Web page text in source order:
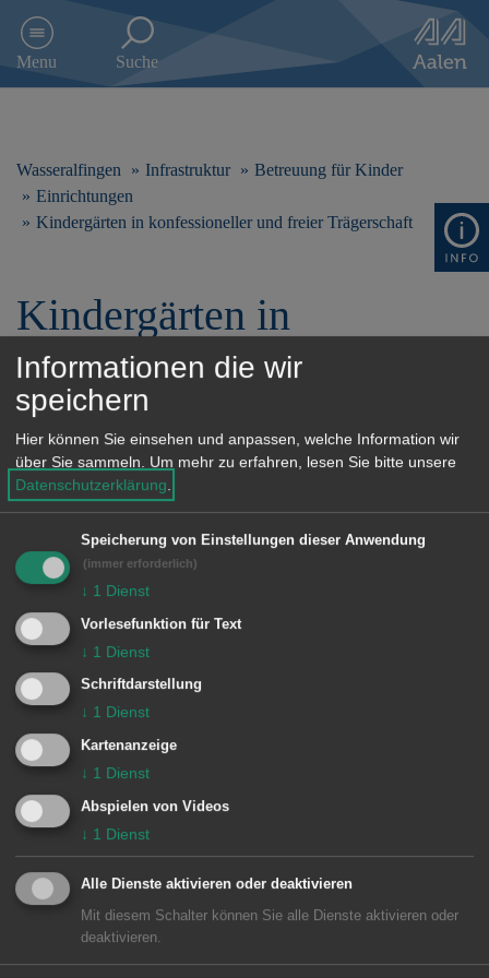
e
n
g
e
Menu Suche
Wasseralfingen Infrastruktur
Betreuung für Kinder
Einrichtungen
Kindergärten in konfessioneller und freier Trägerschaft
Kindergärten in
konfessioneller und freier
Trägerschaft
Alle 0-9
I-L M-P Q-U V-Z
Für die von Ihnen ausgewählten Filter
liegen leider keine Inhalte vor
Unsere Anschrift
Evangelischer Kindergarten Regenbogen
Wasseralfingen
Informationen die wir
speichern
Hier können Sie einsehen und anpassen, welche Information wir
über Sie sammeln.
Um mehr zu erfahren, lesen Sie bitte unsere
Datenschutzerklärung
Speicherung von Einstellungen dieser Anwendung
(immer erforderlich)
↓ 1 Dienst
Vorlesefunktion für Text
↓ 1 Dienst
Schriftdarstellung
↓ 1 Dienst
Kartenanzeige
↓ 1 Dienst
Abspielen von Videos
↓ 1 Dienst
Alle Dienste aktivieren oder deaktivieren
Mit diesem Schalter können Sie alle Dienste aktivieren oder
deaktivieren.